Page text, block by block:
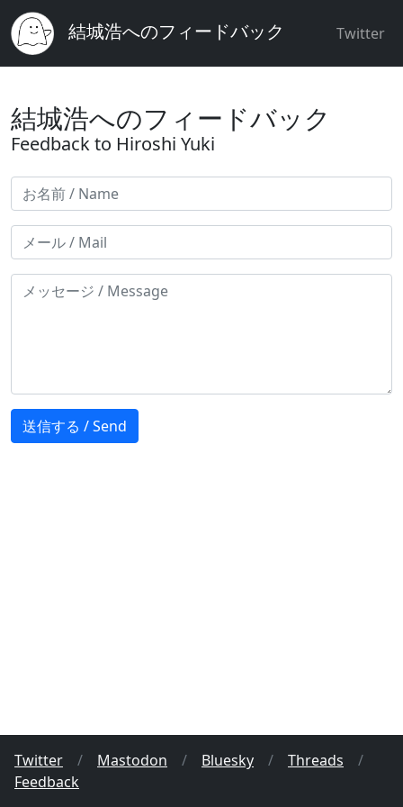
結城浩へのフィードバック Twitter
結城浩へのフィードバック
Feedback to Hiroshi Yuki
Twitter / Mastodon / Bluesky / Threads
/
Feedback